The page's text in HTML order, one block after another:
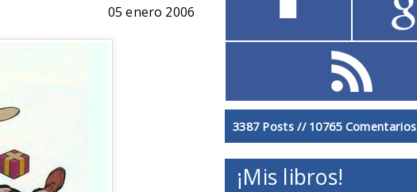
05 enero 2006
3387 Posts // 10765 Comentarios
¡Mis libros!